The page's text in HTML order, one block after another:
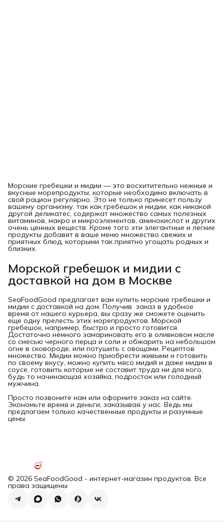
Морские гребешки и мидии — это восхитительно нежные и
вкусные морепродукты, которые необходимо включать в
свой рацион регулярно. Это не только принесет пользу
вашему организму, так как гребешок и мидии, как никакой
другой деликатес, содержат множество самых полезных
витаминов, макро и микроэлементов, аминокислот и других
очень ценных веществ. Кроме того эти элегантные и легкие
продукты добавят в ваше меню множество свежих и
приятных блюд, которыми так приятно угощать родных и
близких.
Морской гребешок и мидии с
доставкой на дом в Москве
SeaFoodGood предлагает вам купить морские гребешки и
мидии с доставкой на дом. Получив заказ в удобное
время от нашего курьера, вы сразу же сможете оценить
еще одну прелесть этих морепродуктов. Морской
гребешок, например, быстро и просто готовится.
Достаточно немного замариновать его в оливковом масле
со смесью черного перца и соли и обжарить на небольшом
огне в сковороде, или потушить с овощами. Рецептов
множество. Мидии можно приобрести живыми и готовить
по своему вкусу, можно купить мясо мидий и даже мидии в
соусе, готовить которые не составит труда ни для кого,
будь то начинающая хозяйка, подросток или голодный
мужчина.
Просто позвоните нам или оформите заказ на сайте.
Экономьте время и деньги, заказывая у нас. Ведь мы
предлагаем только качественные продукты и разумные
цены.
© 2026 SeaFoodGood - интернет-магазин продуктов. Все
права защищены